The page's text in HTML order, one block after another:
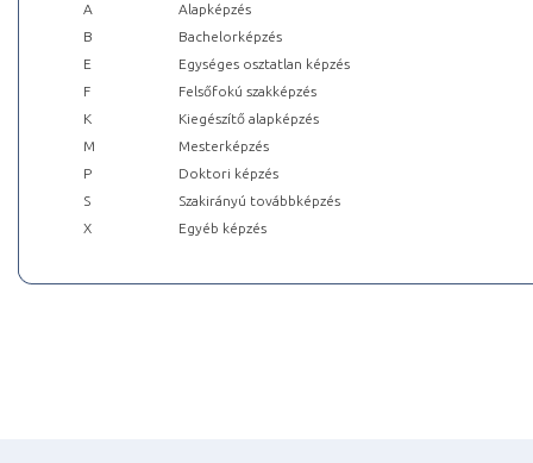
A
Alapképzés
B
Bachelorképzés
E
Egységes osztatlan képzés
F
Felsőfokú szakképzés
K
Kiegészítő alapképzés
M
Mesterképzés
P
Doktori képzés
S
Szakirányú továbbképzés
X
Egyéb képzés